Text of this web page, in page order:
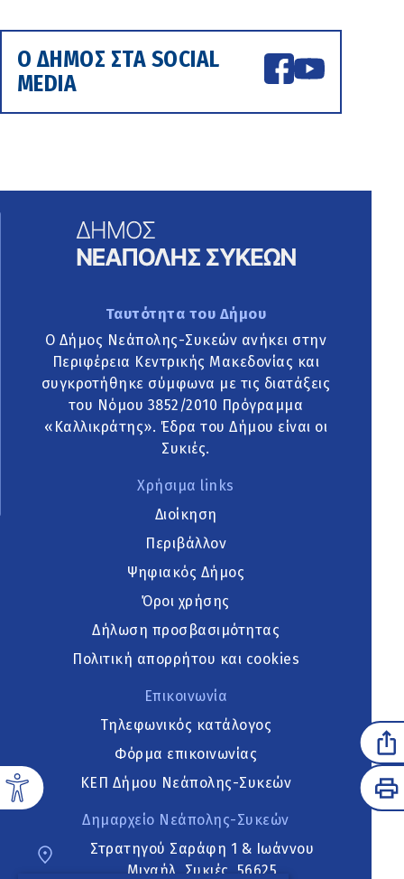
Ο ΔΗΜΟΣ ΣΤΑ SOCIAL
MEDIA
Ταυτότητα του Δήμου
Ο Δήμος Νεάπολης-Συκεών ανήκει στην
Περιφέρεια Κεντρικής Μακεδονίας και
συγκροτήθηκε σύμφωνα με τις διατάξεις
του Νόμου 3852/2010 Πρόγραμμα
«Καλλικράτης». Έδρα του Δήμου είναι οι
Συκιές.
Χρήσιμα links
Διοίκηση
Περιβάλλον
Ψηφιακός Δήμος
Όροι χρήσης
Δήλωση προσβασιμότητας
Πολιτική απορρήτου και cookies
Επικοινωνία
Τηλεφωνικός κατάλογος
Φόρμα επικοινωνίας
ΚΕΠ Δήμου Νεάπολης-Συκεών
Δημαρχείο Νεάπολης-Συκεών
Στρατηγού Σαράφη 1 & Ιωάννου
Μιχαήλ, Συκιές, 56625